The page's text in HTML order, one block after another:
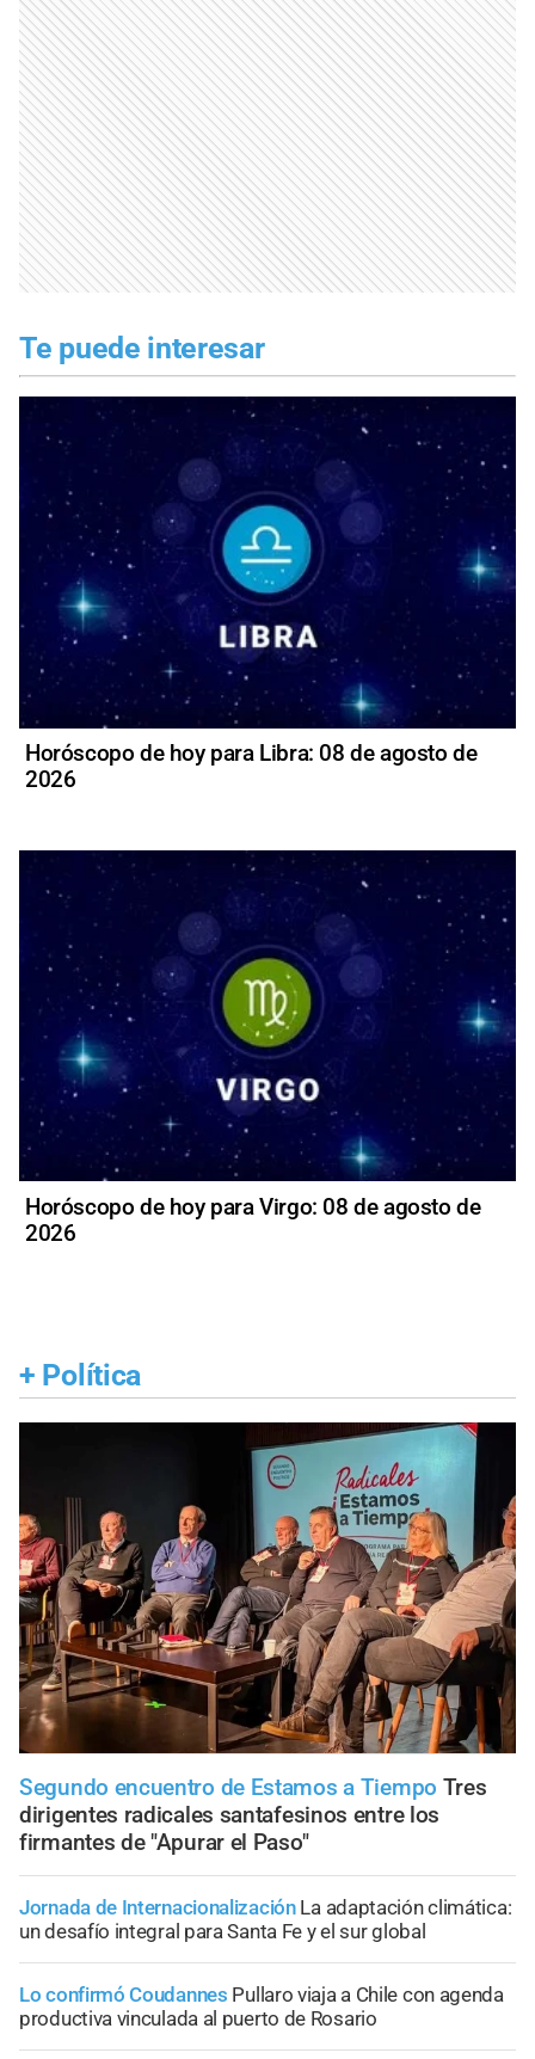
Te puede interesar
Horóscopo de hoy para Libra: 08 de agosto de
2026
Horóscopo de hoy para Virgo: 08 de agosto de
2026
+ Política
Segundo encuentro de Estamos a Tiempo Tres
dirigentes radicales santafesinos entre los
firmantes de "Apurar el Paso"
Jornada de Internacionalización La adaptación climática:
un desafío integral para Santa Fe y el sur global
Lo confirmó Coudannes Pullaro viaja a Chile con agenda
productiva vinculada al puerto de Rosario